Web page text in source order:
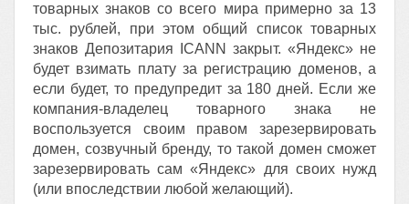
товарных знаков со всего мира примерно за 13
тыс. рублей, при этом общий список товарных
знаков Депозитария ICANN закрыт. «Яндекс» не
будет взимать плату за регистрацию доменов, а
если будет, то предупредит за 180 дней. Если же
компания-владелец товарного знака не
воспользуется своим правом зарезервировать
домен, созвучный бренду, то такой домен сможет
зарезервировать сам «Яндекс» для своих нужд
(или впоследствии любой желающий).